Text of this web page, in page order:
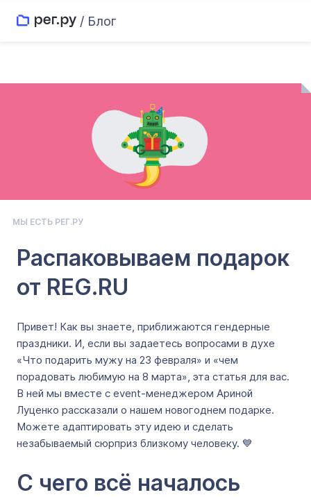
/ Блог
МЫ ЕСТЬ РЕГ.РУ
Распаковываем подарок
от REG.RU
Привет! Как вы знаете, приближаются гендерные
праздники. И, если вы задаетесь вопросами в духе
«Что подарить мужу на 23 февраля» и «чем
порадовать любимую на 8 марта», эта статья для вас.
В ней мы вместе с event-менеджером Ариной
Луценко рассказали о нашем новогоднем подарке.
Можете адаптировать эту идею и сделать
незабываемый сюрприз близкому человеку. 💙
С чего всё началось